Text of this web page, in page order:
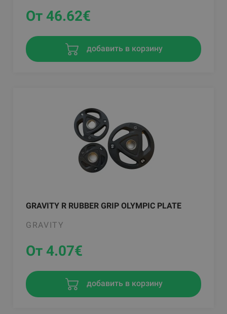
От 46.62€
добавить в корзину
GRAVITY R RUBBER GRIP OLYMPIC PLATE
GRAVITY
От 4.07€
добавить в корзину